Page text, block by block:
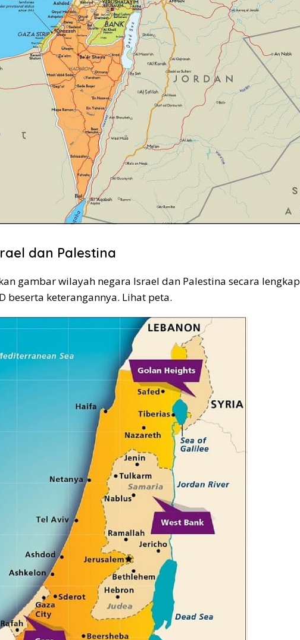
dan Palestina
gambar wilayah negara Israel dan Palestina secara lengkap
beserta keterangannya. Lihat peta.